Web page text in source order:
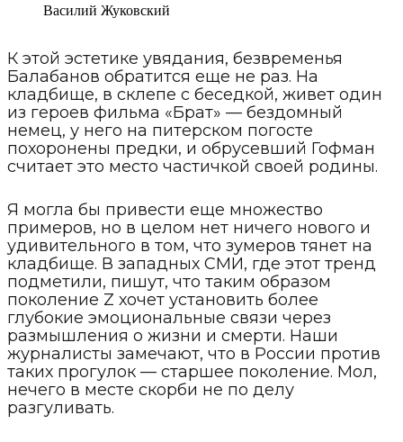
Василий Жуковский
К этой эстетике увядания, безвременья
Балабанов обратится еще не раз. На
кладбище, в склепе с беседкой, живет один
из героев фильма «Брат» — бездомный
немец, у него на питерском погосте
похоронены предки, и обрусевший Гофман
считает это место частичкой своей родины.
Я могла бы привести еще множество
примеров, но в целом нет ничего нового и
удивительного в том, что зумеров тянет на
кладбище. В западных СМИ, где этот тренд
подметили, пишут, что таким образом
поколение Z хочет установить более
глубокие эмоциональные связи через
размышления о жизни и смерти. Наши
журналисты замечают, что в России против
таких прогулок — старшее поколение. Мол,
нечего в месте скорби не по делу
разгуливать.